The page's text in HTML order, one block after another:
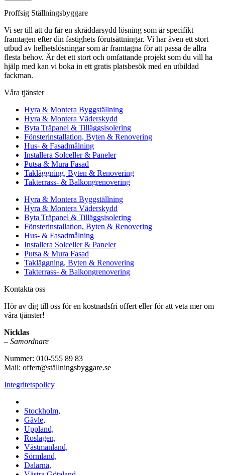
Proffsig Ställningsbyggare
Vi ser till att du får en skräddarsydd lösning som är specifikt
framtagen efter din fastighets förutsättningar. Vi har även ett stort
utbud av helhetslösningar som är framtagna för att passa de allra
flesta behov. Är det ett stort och omfattande projekt som du vill ha
hjälp med kan vi boka in ett gratis platsbesök med en utbildad
fackman.
Våra tjänster
Hyra & Montera Byggställning
Hyra & Montera Väderskydd
Byta Träpanel & Tilläggsisolering
Fönsterinstallation, Byten & Renovering
Hus- & Fasadmålning
Installera Solceller & Paneler
Putsa & Mura Fasad
Takläggning, Byten & Renovering
Takterrass- & Balkongrenovering
Hyra & Montera Byggställning
Hyra & Montera Väderskydd
Byta Träpanel & Tilläggsisolering
Fönsterinstallation, Byten & Renovering
Hus- & Fasadmålning
Installera Solceller & Paneler
Putsa & Mura Fasad
Takläggning, Byten & Renovering
Takterrass- & Balkongrenovering
Kontakta oss
Hör av dig till oss för en kostnadsfri offert eller för att veta mer om
våra tjänster!
Nicklas
– Samordnare
Nummer: 010-555 89 83
Mail: offert@ställningsbyggare.se
Integritetspolicy
Stockholm,
Gävle,
Uppland,
Roslagen,
Västmanland,
Sörmland,
Dalarna,